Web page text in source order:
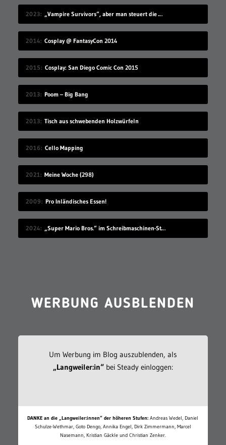
2023 „Vampire Survivors“, aber man steuert die Monster
2014 Cosplay @ FantasyCon 2014
2015 Cosplay: San Diego Comic Con 2015
2013 Poom – Big Bang
2013 Tisch aus schwebenden Holzwürfeln
2016 Cello Mapping
2021 Meine Woche (298)
2009 Pro Inländisches Essen!
2024 „Super Mario Bros.“ im Schreibmaschinen-Stil spielen
WERBUNG AUSBLENDEN
Um Werbung im Blog auszublenden, als
„Langweiler:in“bei Steady einloggen:
DANKE an die „Langweiler:innen“ der höheren Stufen: Andreas Wedel, Daniel
Schulze-Wethmar, Goto Dengo, Annika Engel, Dirk Zimmermann, Marcel
Nasemann, Kristian Gäckle und Christian Zenker.